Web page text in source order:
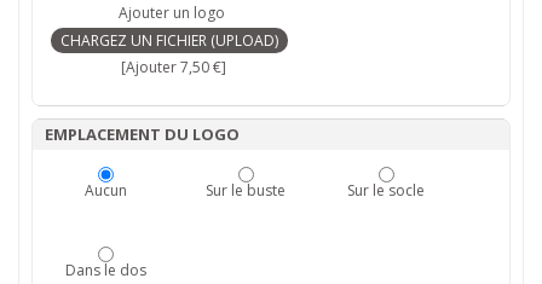
Ajouter un logo
[Ajouter 7,50 €]
EMPLACEMENT DU LOGO
Aucun Sur le buste Sur le socle
Dans le dos